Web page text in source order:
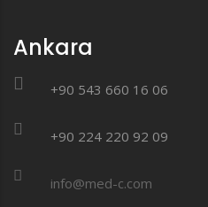
Ankara
+90 543 660 16 06
+90 224 220 92 09
info@med-c.com